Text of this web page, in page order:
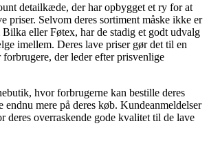
detailkæde, der har opbygget et ry for at
priser. Selvom deres sortiment måske ikke er
Bilka eller Føtex, har de stadig et godt udvalg
imellem. Deres lave priser gør det til en
der leder efter prisvenlige
hvor forbrugerne kan bestille deres
endnu mere på deres køb. Kundeanmeldelser
deres overraskende gode kvalitet til de lave